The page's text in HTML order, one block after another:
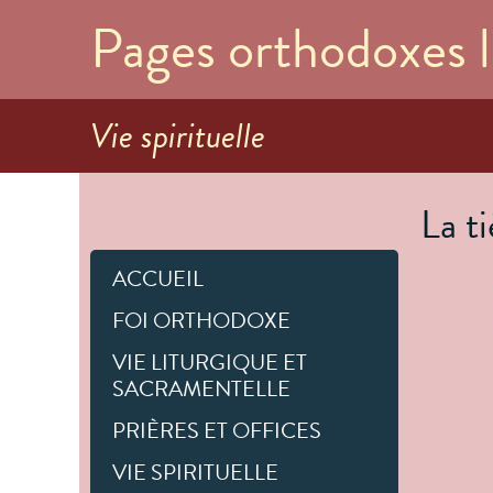
Pages
Vie spirituelle
ACCUEIL
FOI ORTHODOXE
VIE LITURGIQUE ET
SACRAMENTELLE
PRIÈRES ET OFFICES
VIE SPIRITUELLE
La